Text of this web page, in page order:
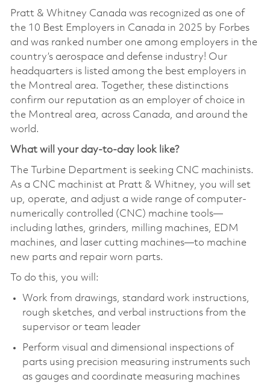
Pratt & Whitney Canada was recognized as one of
the 10 Best Employers in Canada in 2025 by Forbes
and was ranked number one among employers in the
country’s aerospace and defense industry! Our
headquarters is listed among the best employers in
the Montreal area. Together, these distinctions
confirm our reputation as an employer of choice in
the Montreal area, across Canada, and around the
world.
What will your day-to-day look like?
The Turbine Department is seeking CNC machinists.
As a CNC machinist at Pratt & Whitney, you will set
up, operate, and adjust a wide range of computer-
numerically controlled (CNC) machine tools—
including lathes, grinders, milling machines, EDM
machines, and laser cutting machines—to machine
new parts and repair worn parts.
To do this, you will:
Work from drawings, standard work instructions,
rough sketches, and verbal instructions from the
supervisor or team leader
Perform visual and dimensional inspections of
parts using precision measuring instruments such
as gauges and coordinate measuring machines